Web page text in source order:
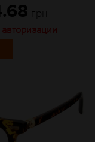
грн